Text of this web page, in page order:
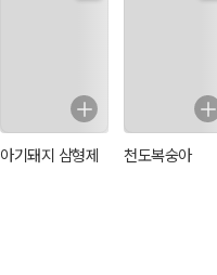
아기돼지 삼형제 천도복숭아